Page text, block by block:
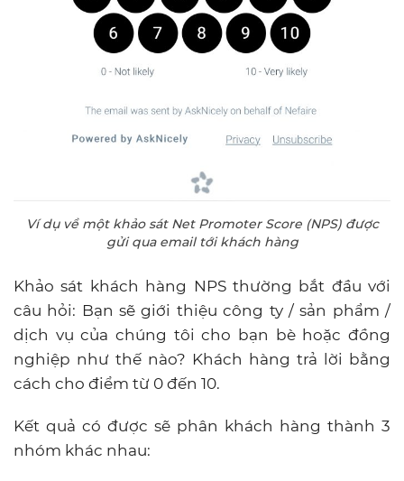
Ví dụ về một khảo sát Net Promoter Score (NPS) được
gửi qua email tới khách hàng
Khảo sát khách hàng NPS thường bắt đầu với
câu hỏi: Bạn sẽ giới thiệu công ty / sản phẩm /
dịch vụ của chúng tôi cho bạn bè hoặc đồng
nghiệp như thế nào? Khách hàng trả lời bằng
cách cho điểm từ 0 đến 10.
Kết quả có được sẽ phân khách hàng thành 3
nhóm khác nhau: